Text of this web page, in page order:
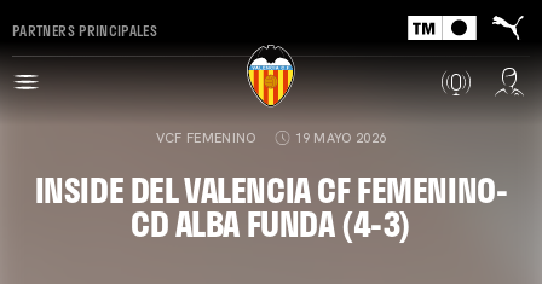
PARTNERS PRINCIPALES
VCF FEMENINO 19 MAYO 2026
INSIDE DEL VALENCIA CF FEMENINO-
CD ALBA FUNDA (4-3)